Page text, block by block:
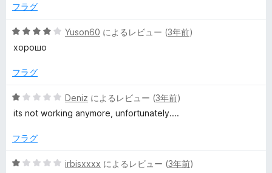
の
価
フラグ
5
段
中
の
評
Yuson60 によるレビュー (3年前)
хорошо
フラグ
5
段
中
の
Deniz によるレビュー (3年前)
its not working anymore, unfortunately....
フラグ
5
irbisxxxx によるレビュー (3年前)